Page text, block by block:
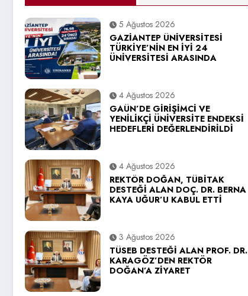
5 Ağustos 2026
GAZİANTEP ÜNİVERSİTESİ
TÜRKİYE’NİN EN İYİ 24
ÜNİVERSİTESİ ARASINDA
4 Ağustos 2026
GAÜN’DE GİRİŞİMCİ VE
YENİLİKÇİ ÜNİVERSİTE ENDEKSİ
HEDEFLERİ DEĞERLENDİRİLDİ
4 Ağustos 2026
REKTÖR DOĞAN, TÜBİTAK
DESTEĞİ ALAN DOÇ. DR. BERNA
KAYA UĞUR’U KABUL ETTİ
3 Ağustos 2026
TÜSEB DESTEĞİ ALAN PROF. DR.
KARAGÖZ’DEN REKTÖR
DOĞAN’A ZİYARET